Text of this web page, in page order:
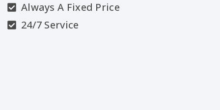
Always A Fixed Price
24/7 Service